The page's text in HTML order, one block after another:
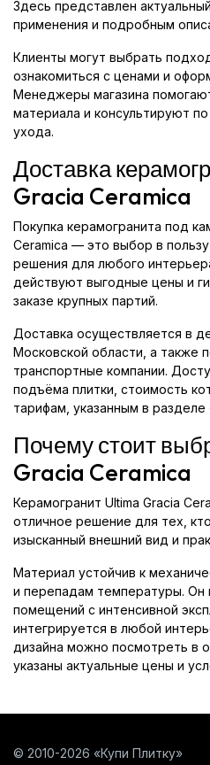
Здесь представлен
применения и подробным
Клиенты могут выбрать
ознакомиться с ценами и
Менеджеры магазина
материала и консультируют
ухода.
Доставка
Gracia Ceramica
Покупка керамогранита под
Ceramica — это выбор в
решения для любого
действуют выгодные цены и
заказе крупных партий.
Доставка осуществляется в
Московской области, а также
транспортные компании.
подъёма плитки, стоимость
тарифам, указанным в разделе
Почему стоит
Gracia Ceramica
Керамогранит Ultima Gracia
отличное решение для тех,
изысканный внешний вид и
Материал устойчив к
и перепадам температуры. Он
помещений с интенсивной
интегрируется в любой
дизайна можно посмотреть в
указаны актуальные цены и
© 2010-2026 «Купи Плитку»